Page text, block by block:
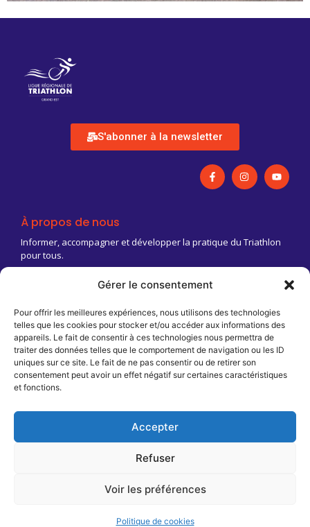
Gérer le consentement
Pour offrir les meilleures expériences, nous utilisons des technologies
telles que les cookies pour stocker et/ou accéder aux informations des
appareils. Le fait de consentir à ces technologies nous permettra de
traiter des données telles que le comportement de navigation ou les ID
uniques sur ce site. Le fait de ne pas consentir ou de retirer son
consentement peut avoir un effet négatif sur certaines caractéristiques
et fonctions.
Accepter
Refuser
Voir les préférences
Politique de cookies
S'abonner à la newsletter
À propos de nous
Informer, accompagner et développer la pratique du Triathlon
pour tous.
03 83 18 88 03
Contact@triathlongrandest.fr
Maison Régionale des Sports
13 rue Jean Moulin
CS 70001
54510 Tomblaine
Boîte à outils / FAQ
Cookies
Mentions légales